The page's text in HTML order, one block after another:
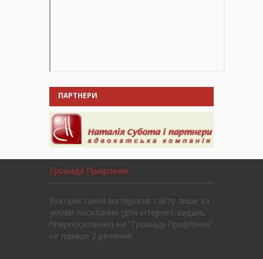
ПАРТНЕРИ
Громада Приірпіння
Використання матеріалів сайту лише за
умови посилання (для інтернет-видань -
гіперпосилання) на "Громаду Приірпіння"
не пізніше 2 речення.